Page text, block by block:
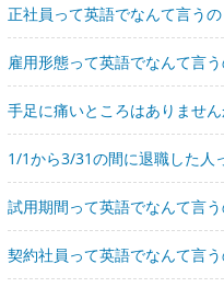
正社員って英語でなんて言うの
雇用形態って英語でなんて言う
手足に痛いところはありませ
1/1から3/31の間に退職した人
試用期間って英語でなんて言う
契約社員って英語でなんて言う